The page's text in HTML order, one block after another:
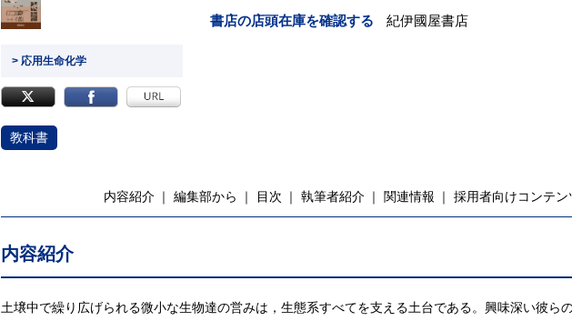
> 応用生命化学
教科書
書店の店頭在庫を確認する 紀伊國屋書店
内容紹介 編集部から 目次 執筆者紹介 関連情報 採用者向けコンテン
内容紹介
土壌中で繰り広げられる微小な生物達の営みは，生態系すべてを支える土台である。興味深い彼ら